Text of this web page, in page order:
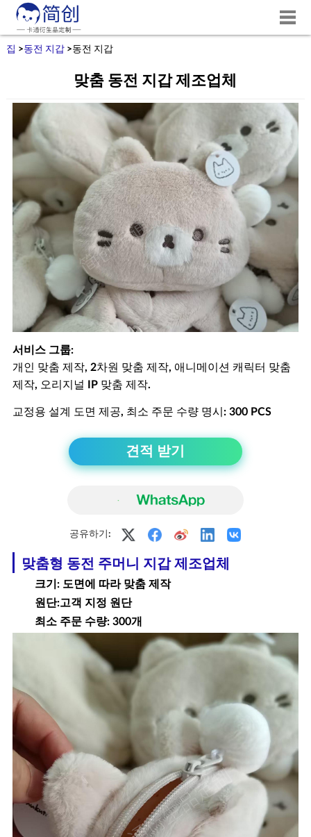
집 >동전 지갑>동전 지갑
맞춤 동전 지갑 제조업체
서비스 그룹:
개인 맞춤 제작, 2차원 맞춤 제작, 애니메이션 캐릭터 맞춤
제작, 오리지널 IP 맞춤 제작.
교정용 설계 도면 제공, 최소 주문 수량 명시: 300 PCS
견적 받기
공유하기:
맞춤형 동전 주머니 지갑제조업체
크기: 도면에 따라 맞춤 제작
원단:고객 지정 원단
최소 주문 수량: 300개